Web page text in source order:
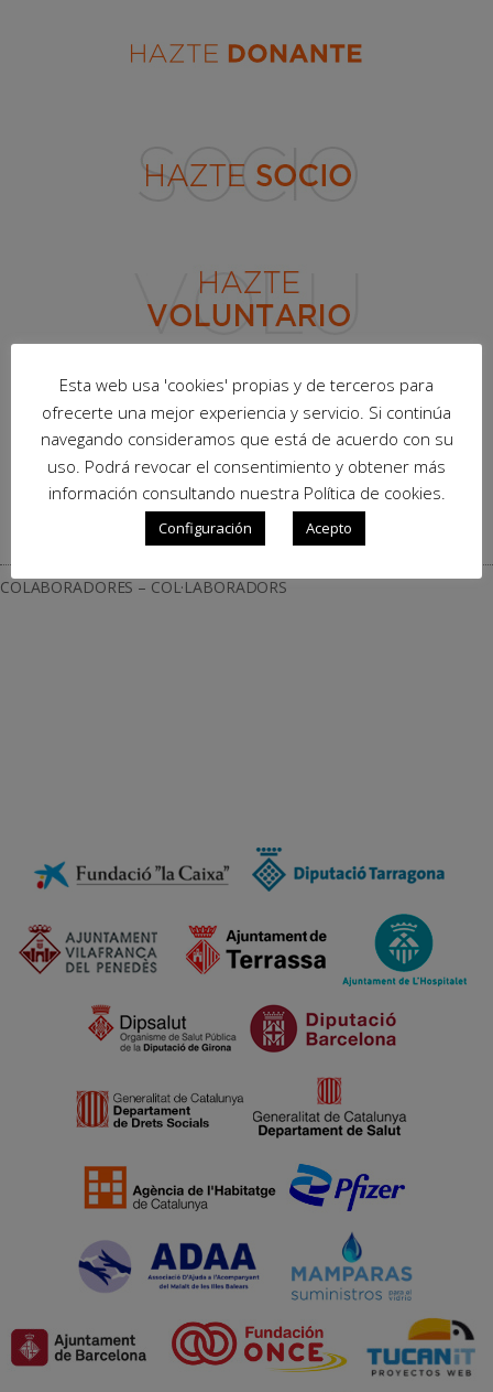
COLABORADORES – COL·LABORADORS
Esta web usa 'cookies' propias y de terceros para
ofrecerte una mejor experiencia y servicio. Si continúa
navegando consideramos que está de acuerdo con su
uso. Podrá revocar el consentimiento y obtener más
información consultando nuestra Política de cookies.
Configuración Acepto